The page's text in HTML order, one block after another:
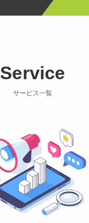
Service
サービス一覧